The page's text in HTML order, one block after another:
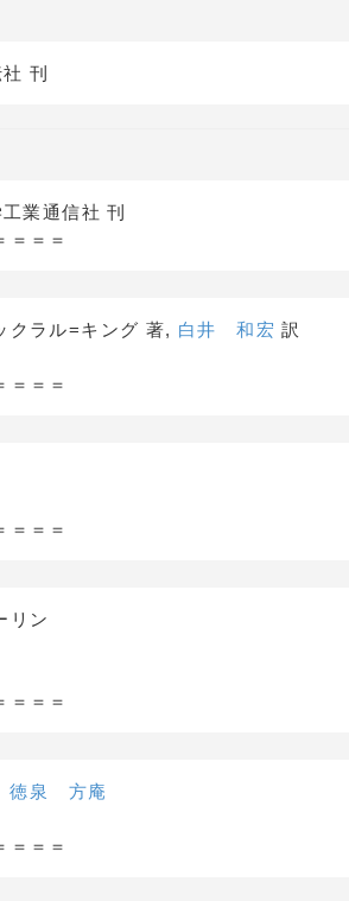
刊
業通信社 刊
＝＝＝
クラル=キング 著, 白井 和宏 訳
＝＝＝
＝＝＝
リン
＝＝＝
徳泉 方庵
＝＝＝